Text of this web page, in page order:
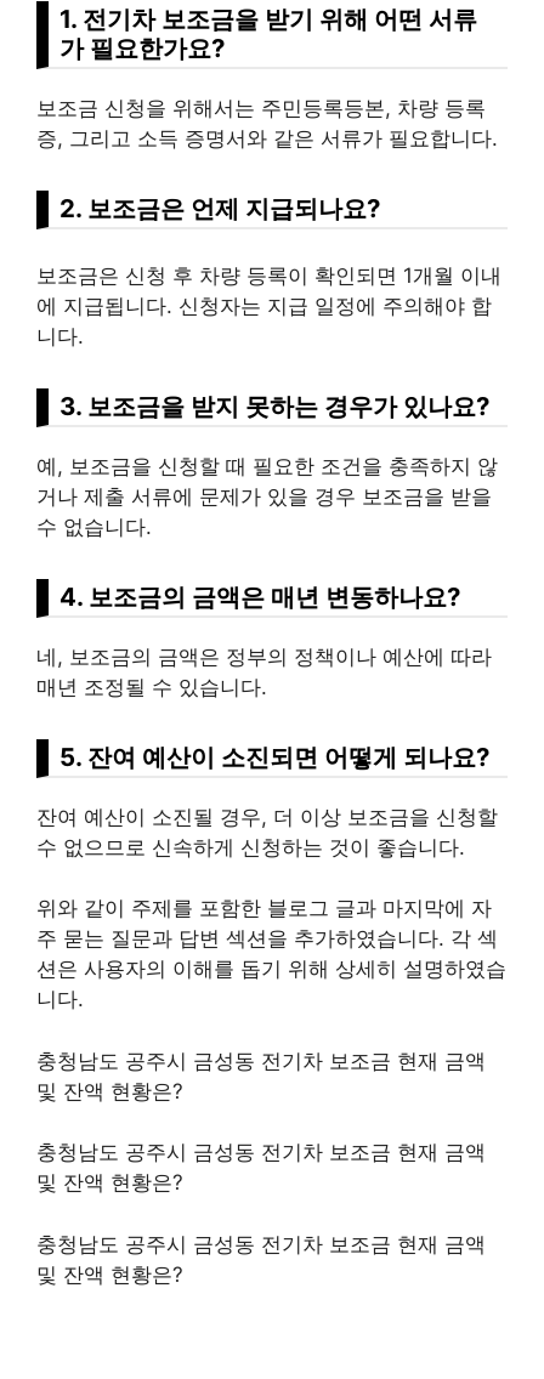
1. 전기차 보조금을 받기 위해 어떤 서류
가 필요한가요?
보조금 신청을 위해서는 주민등록등본, 차량 등록
증, 그리고 소득 증명서와 같은 서류가 필요합니다.
2. 보조금은 언제 지급되나요?
보조금은 신청 후 차량 등록이 확인되면 1개월 이내
에 지급됩니다. 신청자는 지급 일정에 주의해야 합
니다.
3. 보조금을 받지 못하는 경우가 있나요?
예, 보조금을 신청할 때 필요한 조건을 충족하지 않
거나 제출 서류에 문제가 있을 경우 보조금을 받을
수 없습니다.
4. 보조금의 금액은 매년 변동하나요?
네, 보조금의 금액은 정부의 정책이나 예산에 따라
매년 조정될 수 있습니다.
5. 잔여 예산이 소진되면 어떻게 되나요?
잔여 예산이 소진될 경우, 더 이상 보조금을 신청할
수 없으므로 신속하게 신청하는 것이 좋습니다.
위와 같이 주제를 포함한 블로그 글과 마지막에 자
주 묻는 질문과 답변 섹션을 추가하였습니다. 각 섹
션은 사용자의 이해를 돕기 위해 상세히 설명하였습
니다.
충청남도 공주시 금성동 전기차 보조금 현재 금액
및 잔액 현황은?
충청남도 공주시 금성동 전기차 보조금 현재 금액
및 잔액 현황은?
충청남도 공주시 금성동 전기차 보조금 현재 금액
및 잔액 현황은?